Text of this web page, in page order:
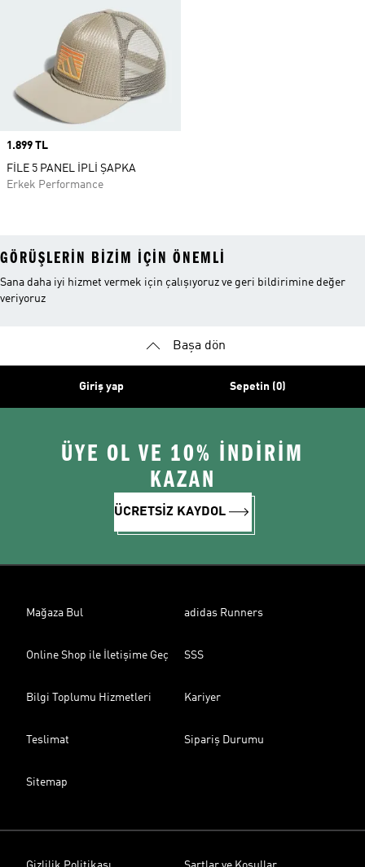
Price
1.899 TL
FİLE 5 PANEL İPLİ ŞAPKA
Erkek Performance
GÖRÜŞLERIN BIZIM IÇIN ÖNEMLI
Sana daha iyi hizmet vermek için çalışıyoruz ve geri bildirimine değer
veriyoruz
Başa dön
Giriş yap Sepetin (0)
ÜYE OL VE 10% İNDİRİM
KAZAN
ÜCRETSİZ KAYDOL
Mağaza Bul adidas Runners
Online Shop ile İletişime Geç SSS
Bilgi Toplumu Hizmetleri Kariyer
Teslimat Sipariş Durumu
Sitemap